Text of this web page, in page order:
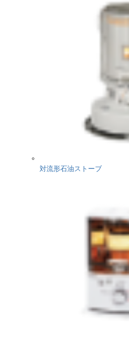
対流形石油ストーブ